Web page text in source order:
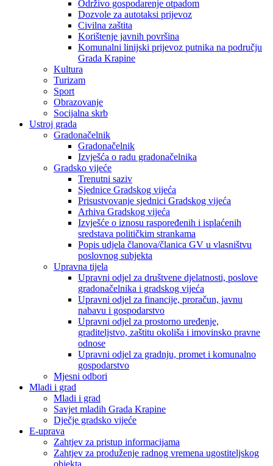
Održivo gospodarenje otpadom
Dozvole za autotaksi prijevoz
Civilna zaštita
Korištenje javnih površina
Komunalni linijski prijevoz putnika na području
Grada Krapine
Kultura
Turizam
Sport
Obrazovanje
Socijalna skrb
Ustroj grada
Gradonačelnik
Gradonačelnik
Izvješća o radu gradonačelnika
Gradsko vijeće
Trenutni saziv
Sjednice Gradskog vijeća
Prisustvovanje sjednici Gradskog vijeća
Arhiva Gradskog vijeća
Izvješće o iznosu raspoređenih i isplaćenih
sredstava političkim strankama
Popis udjela članova/članica GV u vlasništvu
poslovnog subjekta
Upravna tijela
Upravni odjel za društvene djelatnosti, poslove
gradonačelnika i gradskog vijeća
Upravni odjel za financije, proračun, javnu
nabavu i gospodarstvo
Upravni odjel za prostorno uređenje,
graditeljstvo, zaštitu okoliša i imovinsko pravne
odnose
Upravni odjel za gradnju, promet i komunalno
gospodarstvo
Mjesni odbori
Mladi i grad
Mladi i grad
Savjet mladih Grada Krapine
Dječje gradsko vijeće
E-uprava
Zahtjev za pristup informacijama
Zahtjev za produženje radnog vremena ugostiteljskog
objekta